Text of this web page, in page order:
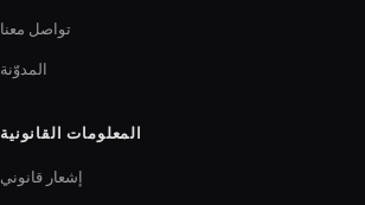
تواصل معنا
المدوّنة
المعلومات القانونية
إشعار قانوني